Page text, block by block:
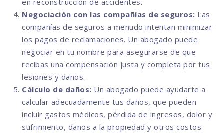
en reconstrucción de accidentes.
Negociación con las compañías de seguros: Las
compañías de seguros a menudo intentan minimizar
los pagos de reclamaciones. Un abogado puede
negociar en tu nombre para asegurarse de que
recibas una compensación justa y completa por tus
lesiones y daños.
Cálculo de daños: Un abogado puede ayudarte a
calcular adecuadamente tus daños, que pueden
incluir gastos médicos, pérdida de ingresos, dolor y
sufrimiento, daños a la propiedad y otros costos